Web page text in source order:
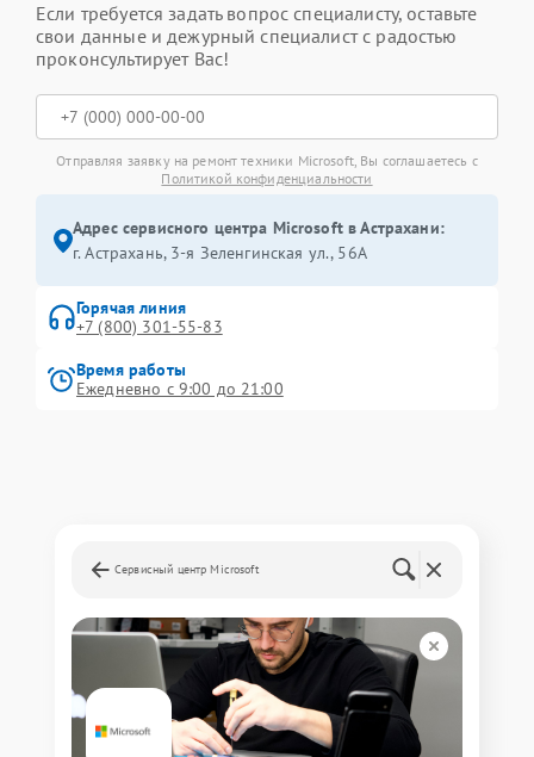
Если требуется задать вопрос специалисту, оставьте
свои данные и дежурный специалист с радостью
проконсультирует Вас!
Отправляя заявку на ремонт техники Microsoft, Вы соглашаетесь с
Политикой конфиденциальности
Адрес сервисного центра Microsoft в Астрахани:
г. Астрахань, 3-я Зеленгинская ул., 56А
Горячая линия
+7 (800) 301-55-83
Время работы
Ежедневно с 9:00 до 21:00
Сервисный центр Microsoft